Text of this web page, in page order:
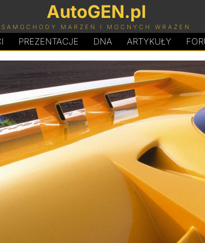
AutoGEN.pl
SAMOCHODY MARZEŃ I MOCNYCH WRAŻEŃ
PREZENTACJE DNA ARTYKUŁY